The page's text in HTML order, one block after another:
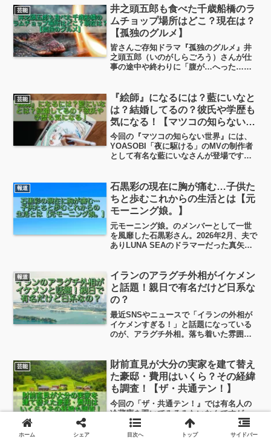
芸能
井之頭五郎も食べた千歳船橋のラ
ムチョップ場所はどこ？現在は？
【孤独のグルメ】
皆さんご存知ドラマ『孤独のグルメ』井
之頭五郎（いのがしらごろう）さんが仕
事の途中や終わりに「腹が…へった…」
ていうのかな？今回はふと「千歳船橋」
の「ラム肩・ラムチョップ...
芸能
『絵師』になるには？藍にいなと
は？結婚してるの？彼氏や学歴も
気になる！【マツコの知らない世
界】
今回の『マツコの知らない世界』には、
YOASOBI「夜に駆ける」のMVの制作者
として有名な藍にいなさんが登場です！
は結婚してるの？彼氏はいるの？学歴
は？そんなこんなについてちょっと調べ
てみました！
報道
石黒彩の現在に胸が痛む…子供た
ちと歩むこれからの生活とは【元
モーニング娘。】
元モーニング娘。のメンバーとして一世
を風靡した石黒彩さん。2026年2月、夫で
ありLUNA SEAのドラマーだった真矢さ
はそんな夫を見送った石黒彩さんの現
在、子供たち、これからの暮らしについ
て、ちょっと見ていこうと思います。
報道
イランのアラグチ外相がイケメン
と話題！親日で有名だけど日系な
の？
最近SNSやニュースで「イランの外相が
イケメンすぎる！」と話題になっている
のが、アラグチ外相。落ち着いた雰囲気
外相ってイケメンだよね？日系なの？親
日ってほんと？という気になる話題につ
いて、見ていこうと思います。
芸能
財前直見が大分の実家を建て替え
た豪邸・費用はいくら？その経緯
も調査！【ザ・共通テン！】
今回の「ザ・共通テン！』では有名人の
冷蔵庫を覗いてみるみたいなんですが、
その中でちょっと気になったのが、女優
の財前直見（ざいぜんなおみ）さんの
ホーム シェア 目次へ トップ サイドバー